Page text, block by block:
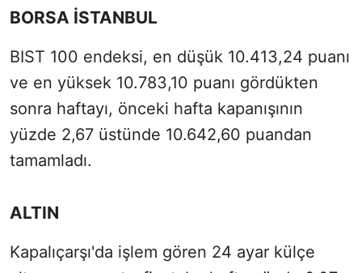
BORSA İSTANBUL
BIST 100 endeksi, en düşük 10.413,24 puanı
ve en yüksek 10.783,10 puanı gördükten
sonra haftayı, önceki hafta kapanışının
yüzde 2,67 üstünde 10.642,60 puandan
tamamladı.
ALTIN
Kapalıçarşı'da işlem gören 24 ayar külçe